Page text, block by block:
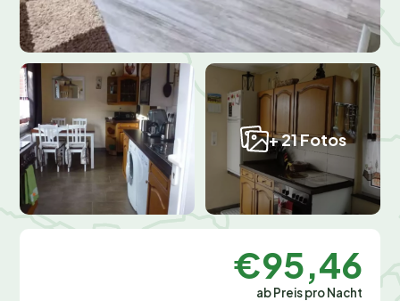
+ 21 Fotos
€95,46
ab Preis pro Nacht